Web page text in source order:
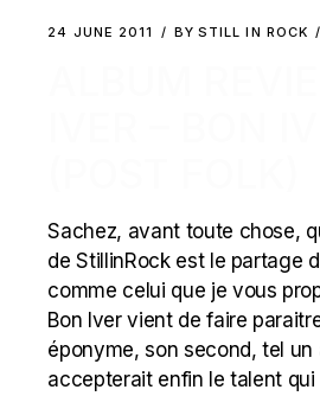
24 JUNE 2011 BY STILL IN ROCK
Sachez, avant toute chose,
de StillinRock est le partage
comme celui que je vous
Bon Iver vient de faire
éponyme, son second, tel un
accepterait enfin le talent qui